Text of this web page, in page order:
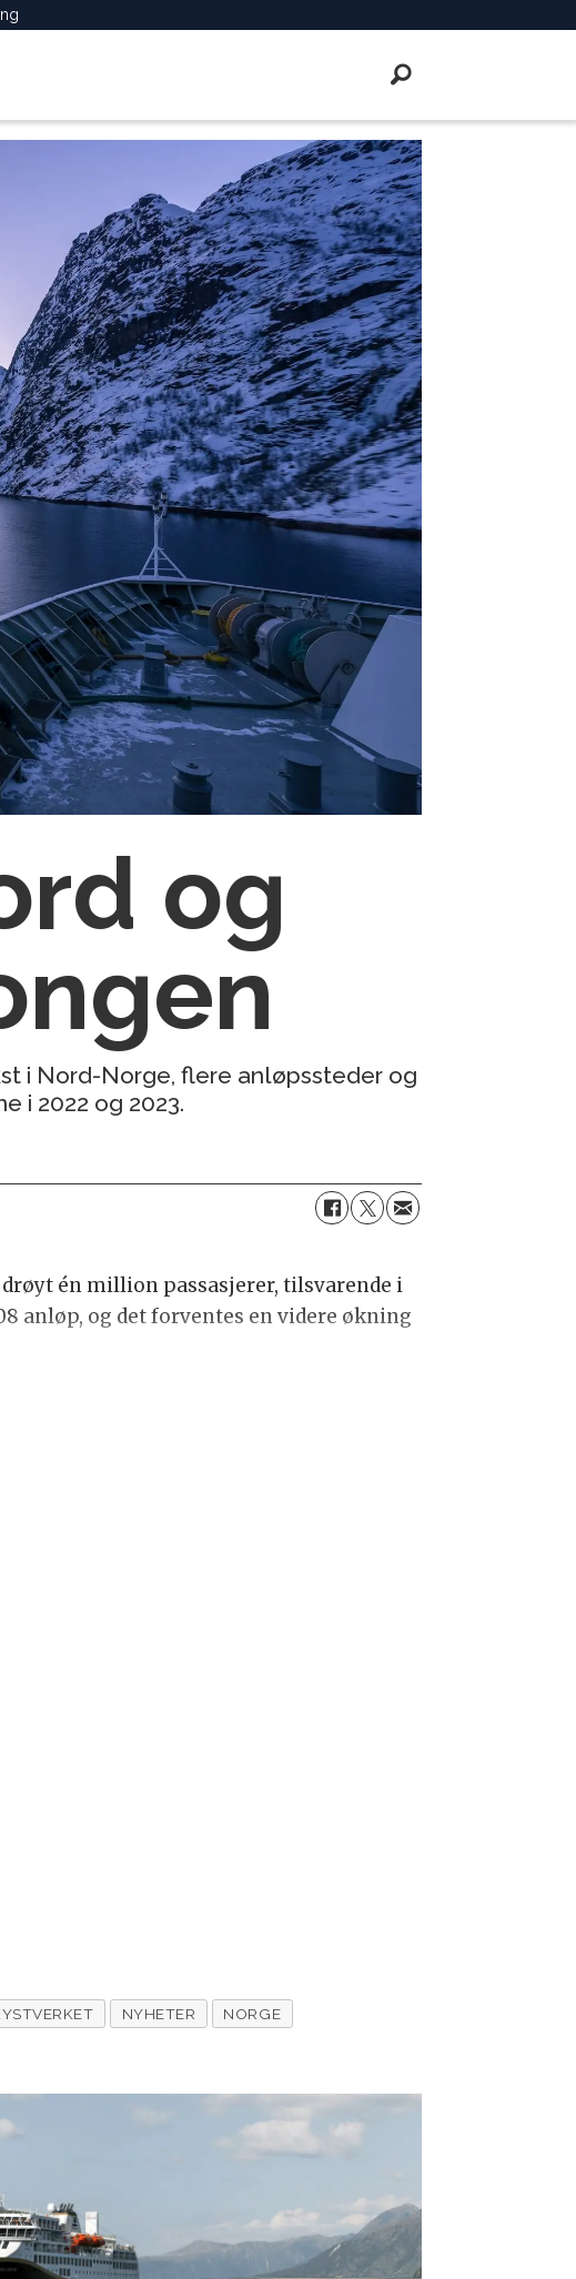
og
i Nord-Norge, flere anløpssteder og
i 2022 og 2023.
én million passasjerer, tilsvarende i
anløp, og det forventes en videre økning
NYHETER NORGE